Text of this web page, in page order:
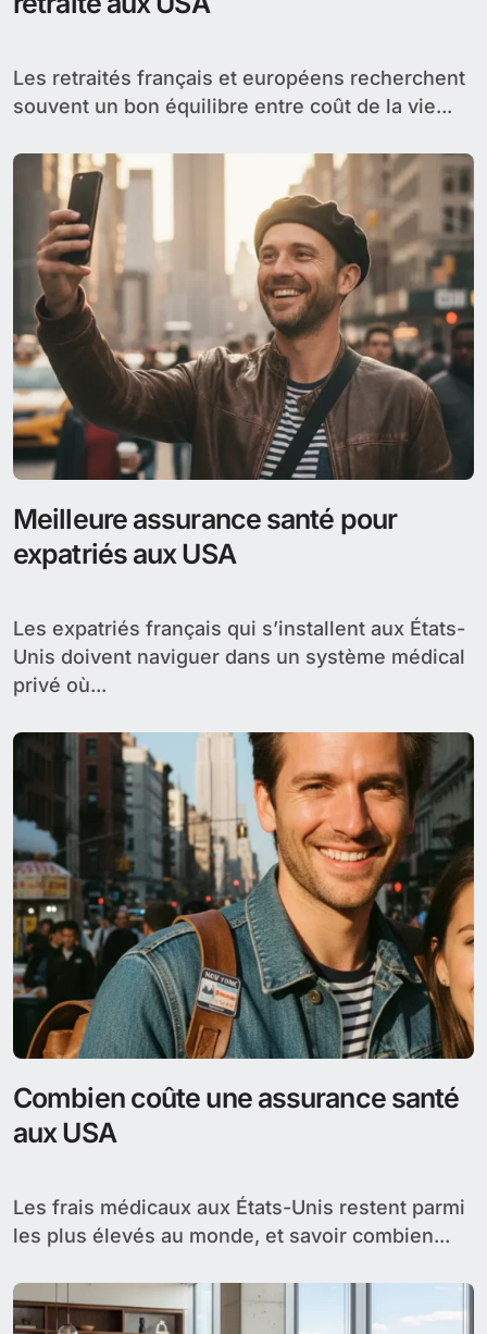
Les retraités français et européens recherchent
souvent un bon équilibre entre coût de la vie...
Meilleure assurance santé pour
expatriés aux USA
Les expatriés français qui s’installent aux États-
Unis doivent naviguer dans un système médical
privé où...
Combien coûte une assurance santé
aux USA
Les frais médicaux aux États-Unis restent parmi
les plus élevés au monde, et savoir combien...